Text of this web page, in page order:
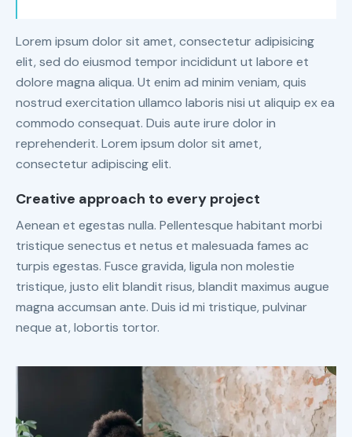
Lorem ipsum dolor sit amet, consectetur adipisicing
elit, sed do eiusmod tempor incididunt ut labore et
dolore magna aliqua. Ut enim ad minim veniam, quis
nostrud exercitation ullamco laboris nisi ut aliquip ex ea
commodo consequat. Duis aute irure dolor in
reprehenderit. Lorem ipsum dolor sit amet,
consectetur adipiscing elit.
Creative approach to every project
Aenean et egestas nulla. Pellentesque habitant morbi
tristique senectus et netus et malesuada fames ac
turpis egestas. Fusce gravida, ligula non molestie
tristique, justo elit blandit risus, blandit maximus augue
magna accumsan ante. Duis id mi tristique, pulvinar
neque at, lobortis tortor.